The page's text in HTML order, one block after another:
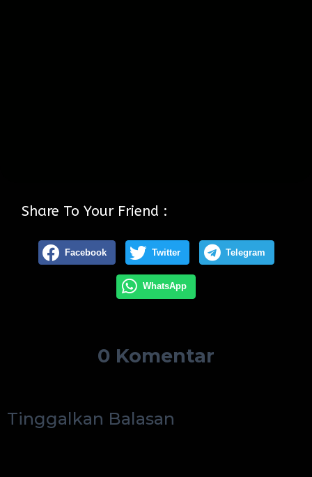
Share To Your Friend :
Facebook Twitter Telegram
WhatsApp
0 Komentar
Tinggalkan Balasan